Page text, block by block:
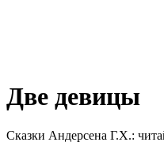
Две девицы
Сказки Андерсена Г.Х.: